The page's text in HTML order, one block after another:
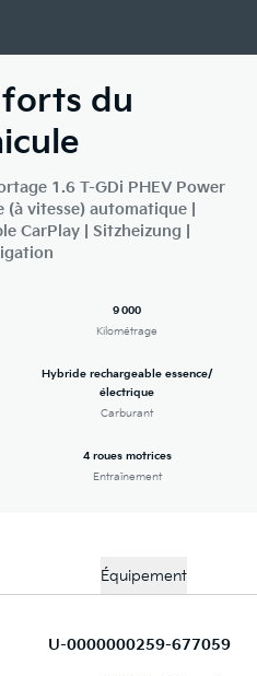
du
1.6 T-GDi PHEV Power
vitesse) automatique |
CarPlay | Sitzheizung |
9 000
Kilométrage
Hybride rechargeable essence/
électrique
Carburant
4 roues motrices
Entraînement
Équipement
U-0000000259-677059